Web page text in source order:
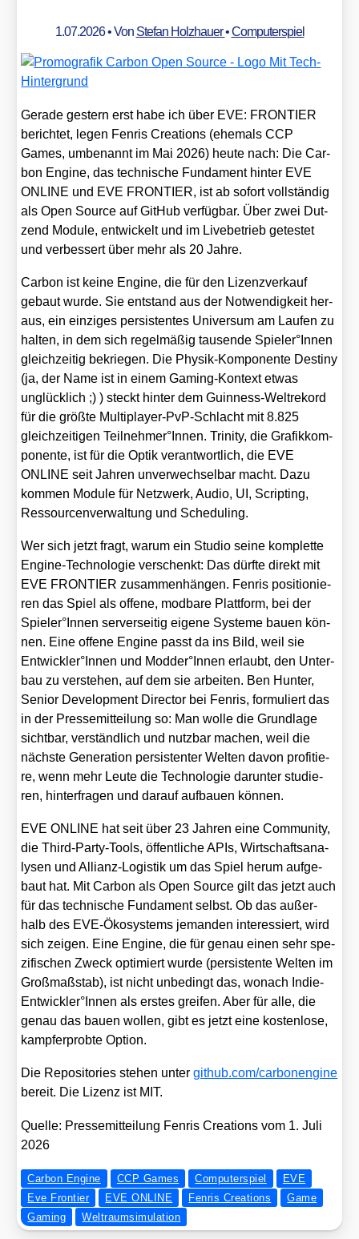
1.07.2026• Von Stefan Holzhauer•Computerspiel
Gera­de ges­tern erst habe ich über EVE: FRONTIER
berich­tet, legen Fen­ris Crea­ti­ons (ehe­mals CCP
Games, umbe­nannt im Mai 2026) heu­te nach: Die Car­
bon Engi­ne, das tech­ni­sche Fun­da­ment hin­ter EVE
ONLINE und EVE FRONTIER, ist ab sofort voll­stän­dig
als Open Source auf Git­Hub ver­füg­bar. Über zwei Dut­
zend Modu­le, ent­wi­ckelt und im Live­be­trieb getes­tet
und ver­bes­sert über mehr als 20 Jah­re.
Car­bon ist kei­ne Engi­ne, die für den Lizenz­ver­kauf
gebaut wur­de. Sie ent­stand aus der Not­wen­dig­keit her­
aus, ein ein­zi­ges per­sis­ten­tes Uni­ver­sum am Lau­fen zu
hal­ten, in dem sich regel­mä­ßig tau­sen­de Spieler°Innen
gleich­zei­tig bekrie­gen. Die Phy­sik-Kom­po­nen­te Desti­ny
(ja, der Name ist in einem Gam­ing-Kon­text etwas
unglück­lich ;) ) steckt hin­ter dem Guin­ness-Welt­re­kord
für die größ­te Mul­ti­play­er-PvP-Schlacht mit 8.825
gleich­zei­ti­gen Teilnehmer°Innen. Tri­ni­ty, die Gra­fik­kom­
po­nen­te, ist für die Optik ver­ant­wort­lich, die EVE
ONLINE seit Jah­ren unver­wech­sel­bar macht. Dazu
kom­men Modu­le für Netz­werk, Audio, UI, Scrip­ting,
Res­sour­cen­ver­wal­tung und Sche­du­ling.
Wer sich jetzt fragt, war­um ein Stu­dio sei­ne kom­plet­te
Engi­ne-Tech­no­lo­gie ver­schenkt: Das dürf­te direkt mit
EVE FRONTIER zusam­men­hän­gen. Fen­ris posi­tio­nie­
ren das Spiel als offe­ne, mod­ba­re Platt­form, bei der
Spieler°Innen ser­ver­sei­tig eige­ne Sys­te­me bau­en kön­
nen. Eine offe­ne Engi­ne passt da ins Bild, weil sie
Entwickler°Innen und Modder°Innen erlaubt, den Unter­
bau zu ver­ste­hen, auf dem sie arbei­ten. Ben Hun­ter,
Seni­or Deve­lo­p­ment Direc­tor bei Fen­ris, for­mu­liert das
in der Pres­se­mit­tei­lung so: Man wol­le die Grund­la­ge
sicht­bar, ver­ständ­lich und nutz­bar machen, weil die
nächs­te Gene­ra­ti­on per­sis­ten­ter Wel­ten davon pro­fi­tie­
re, wenn mehr Leu­te die Tech­no­lo­gie dar­un­ter stu­die­
ren, hin­ter­fra­gen und dar­auf auf­bau­en kön­nen.
EVE ONLINE hat seit über 23 Jah­ren eine Com­mu­ni­ty,
die Third-Par­ty-Tools, öffent­li­che APIs, Wirt­schafts­ana­
ly­sen und Alli­anz-Logis­tik um das Spiel her­um auf­ge­
baut hat. Mit Car­bon als Open Source gilt das jetzt auch
für das tech­ni­sche Fun­da­ment selbst. Ob das außer­
halb des EVE-Öko­sys­tems jeman­den inter­es­siert, wird
sich zei­gen. Eine Engi­ne, die für genau einen sehr spe­
zi­fi­schen Zweck opti­miert wur­de (per­sis­ten­te Wel­ten im
Groß­maß­stab), ist nicht unbe­dingt das, wonach Indie-
Entwickler°Innen als ers­tes grei­fen. Aber für alle, die
genau das bau­en wol­len, gibt es jetzt eine kos­ten­lo­se,
kampf­erprob­te Opti­on.
Die Repo­si­to­ries ste­hen untergit​hub​.com/​c​a​r​b​o​n​e​n​g​ine
bereit. Die Lizenz ist MIT.
Quel­le: Pres­se­mit­tei­lung Fen­ris Crea­ti­ons vom 1. Juli
2026
Carbon Engine CCP Games Computerspiel
EVE
Eve Frontier
EVE ONLINE Fenris Creations
Game
Gaming
Weltraumsimulation